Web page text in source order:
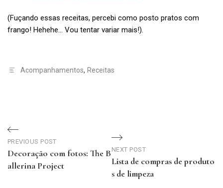
(Fuçando essas receitas, percebi como posto pratos com
frango! Hehehe… Vou tentar variar mais!).
Acompanhamentos, Receitas
Navegação
de
Post
PREVIOUS POST
Decoração com fotos: The B
allerina Project
NEXT POST
Lista de compras de produto
s de limpeza